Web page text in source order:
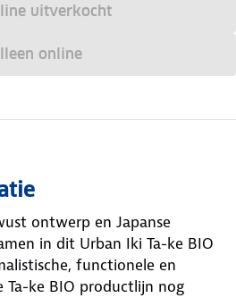
uitverkocht
online
ontwerp en Japanse
in dit Urban Iki Ta-ke BIO
functionele en
Ta-ke BIO productlijn nog